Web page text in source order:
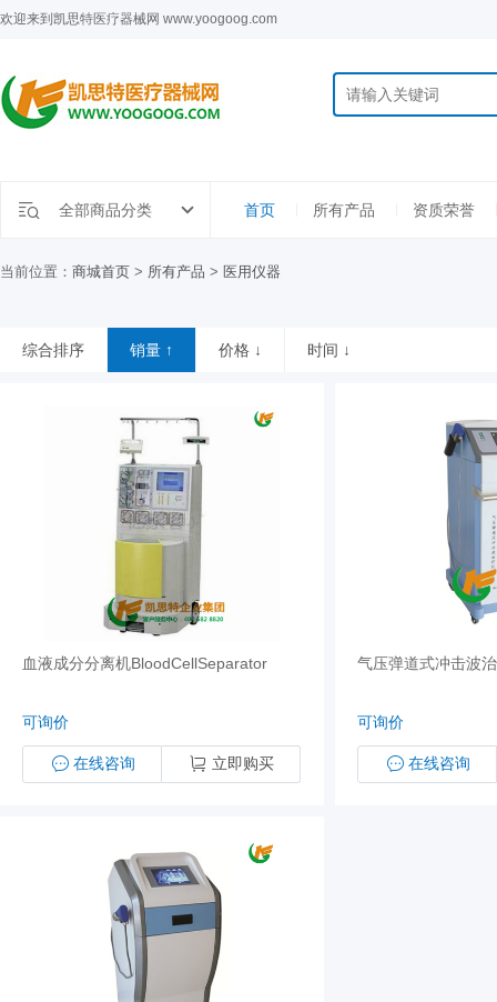
欢迎来到凯思特医疗器械网 www.yoogoog.com
全部商品分类 首页 所有产品 资质荣誉
当前位置： 商城首页 > 所有产品 > 医用仪器
综合排序 销量 ↑ 价格 ↓ 时间 ↓
血液成分分离机BloodCellSeparator
可询价
在线咨询 立即购买
气压弹道式冲击波
可询价
在线咨询